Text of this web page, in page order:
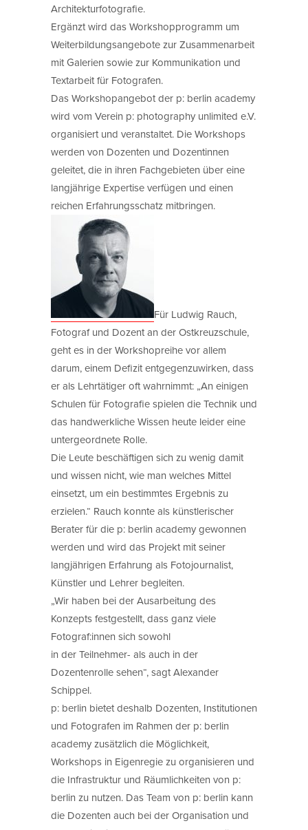
Architekturfotografie.
Ergänzt wird das Workshopprogramm um
Weiterbildungsangebote zur Zusammenarbeit
mit Galerien sowie zur Kommunikation und
Textarbeit für Fotografen.
Das Workshopangebot der p: berlin academy
wird vom Verein p: photography unlimited e.V.
organisiert und veranstaltet. Die Workshops
werden von Dozenten und Dozentinnen
geleitet, die in ihren Fachgebieten über eine
langjährige Expertise verfügen und einen
reichen Erfahrungsschatz mitbringen.
Für Ludwig Rauch,
Fotograf und Dozent an der Ostkreuzschule,
geht es in der Workshopreihe vor allem
darum, einem Defizit entgegenzuwirken, dass
er als Lehrtätiger oft wahrnimmt: „An einigen
Schulen für Fotografie spielen die Technik und
das handwerkliche Wissen heute leider eine
untergeordnete Rolle.
Die Leute beschäftigen sich zu wenig damit
und wissen nicht, wie man welches Mittel
einsetzt, um ein bestimmtes Ergebnis zu
erzielen.“ Rauch konnte als künstlerischer
Berater für die p: berlin academy gewonnen
werden und wird das Projekt mit seiner
langjährigen Erfahrung als Fotojournalist,
Künstler und Lehrer begleiten.
„Wir haben bei der Ausarbeitung des
Konzepts festgestellt, dass ganz viele
Fotograf:innen sich sowohl
in der Teilnehmer- als auch in der
Dozentenrolle sehen“, sagt Alexander
Schippel.
p: berlin bietet deshalb Dozenten, Institutionen
und Fotografen im Rahmen der p: berlin
academy zusätzlich die Möglichkeit,
Workshops in Eigenregie zu organisieren und
die Infrastruktur und Räumlichkeiten von p:
berlin zu nutzen. Das Team von p: berlin kann
die Dozenten auch bei der Organisation und